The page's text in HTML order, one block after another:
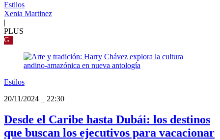
Estilos
Xenia Martinez
|
PLUS
G
Estilos
20/11/2024
22:30
Desde el Caribe hasta Dubái: los destinos
que buscan los ejecutivos para vacacionar